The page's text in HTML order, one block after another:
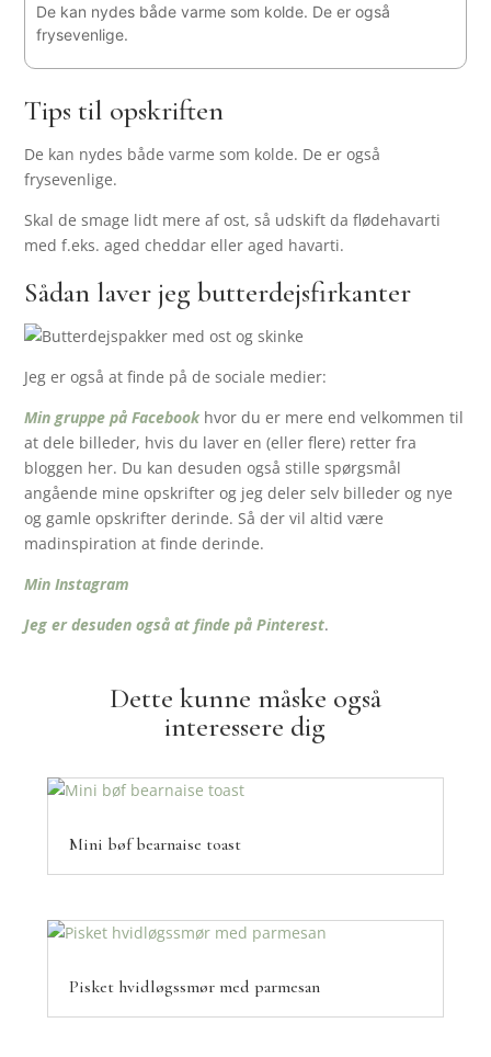
De kan nydes både varme som kolde. De er også
frysevenlige.
Tips til opskriften
De kan nydes både varme som kolde. De er også
frysevenlige.
Skal de smage lidt mere af ost, så udskift da flødehavarti
med f.eks. aged cheddar eller aged havarti.
Sådan laver jeg butterdejsfirkanter
Jeg er også at finde på de sociale medier:
Min gruppe på Facebookhvor du er mere end velkommen til
at dele billeder, hvis du laver en (eller flere) retter fra
bloggen her. Du kan desuden også stille spørgsmål
angående mine opskrifter og jeg deler selv billeder og nye
og gamle opskrifter derinde. Så der vil altid være
madinspiration at finde derinde.
Min Instagram
Jeg er desuden også at finde på Pinterest.
Dette kunne måske også
interessere dig
Mini bøf bearnaise toast
Pisket hvidløgssmør med parmesan